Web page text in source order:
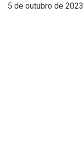
5 de outubro de 2023